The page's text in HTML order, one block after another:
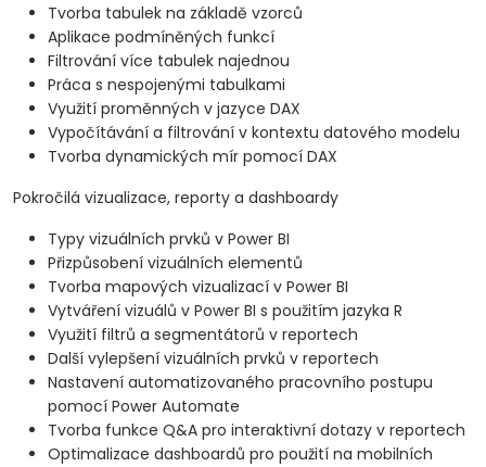
Tvorba tabulek na základě vzorců
Aplikace podmíněných funkcí
Filtrování více tabulek najednou
Práca s nespojenými tabulkami
Využití proměnných v jazyce DAX
Vypočítávání a filtrování v kontextu datového modelu
Tvorba dynamických mír pomocí DAX
Pokročilá vizualizace, reporty a dashboardy
Typy vizuálních prvků v Power BI
Přizpůsobení vizuálních elementů
Tvorba mapových vizualizací v Power BI
Vytváření vizuálů v Power BI s použitím jazyka R
Využití filtrů a segmentátorů v reportech
Další vylepšení vizuálních prvků v reportech
Nastavení automatizovaného pracovního postupu
pomocí Power Automate
Tvorba funkce Q&A pro interaktivní dotazy v reportech
Optimalizace dashboardů pro použití na mobilních